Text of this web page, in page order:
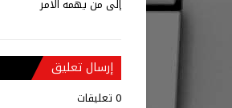
إلى من يهمه الامر
إرسال تعليق
0 تعليقات